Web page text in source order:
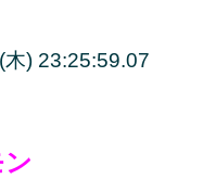
) 23:25:59.07